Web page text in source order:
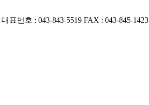
대표번호 : 043-843-5519 FAX : 043-845-1423